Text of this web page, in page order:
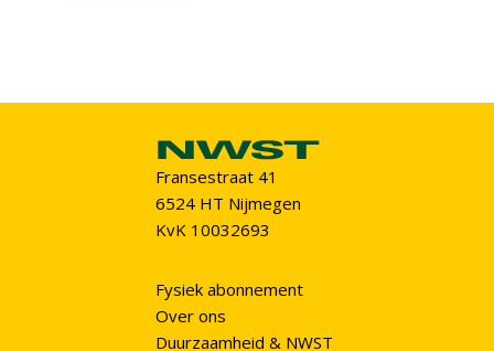
Fransestraat 41
6524 HT Nijmegen
KvK 10032693
Fysiek abonnement
Over ons
Duurzaamheid & NWST